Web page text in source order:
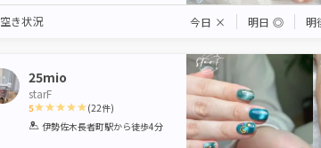
空き状況 今日 × 明日 ◎ 明
25mio
starF
5
1 2 3 4 5
(22件)
伊勢佐木長者町駅から徒歩4分